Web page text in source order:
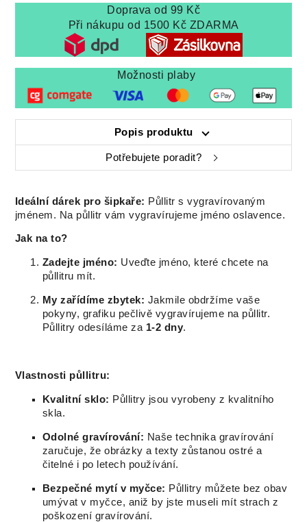
Doprava od 99 Kč
Při nákupu od 1500 Kč ZDARMA
Možnosti plaby
Popis produktu
Potřebujete poradit?
Ideální dárek pro šipkaře: Půllitr s vygravírovaným
jménem. Na půllitr vám vygravírujeme jméno oslavence.
Jak na to?
Zadejte jméno: Uveďte jméno, které chcete na
půllitru mít.
My zařídíme zbytek: Jakmile obdržíme vaše
pokyny, grafiku pečlivě vygravírujeme na půllitr.
Půllitry odesíláme za 1-2 dny.
Vlastnosti půllitru:
Kvalitní sklo: Půllitry jsou vyrobeny z kvalitního
skla.
Odolné gravírování: Naše technika gravírování
zaručuje, že obrázky a texty zůstanou ostré a
čitelné i po letech používání.
Bezpečné mytí v myčce: Půllitry můžete bez obav
umývat v myčce, aniž by jste museli mít strach z
poškození gravírování.